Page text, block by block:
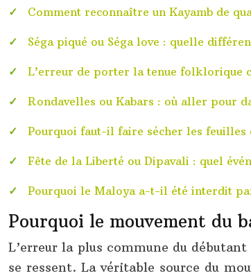
Comment reconnaître un Kayamb de
Séga piqué ou Séga love : quelle
L’erreur de porter la tenue folklorique
Rondavelles ou Kabars : où aller pour
Pourquoi faut-il faire sécher les feuilles
Fête de la Liberté ou Dipavali : quel
Pourquoi le Maloya a-t-il été interdit
Pourquoi le mouvement du
L’erreur la plus commune du
se ressent. La véritable source du